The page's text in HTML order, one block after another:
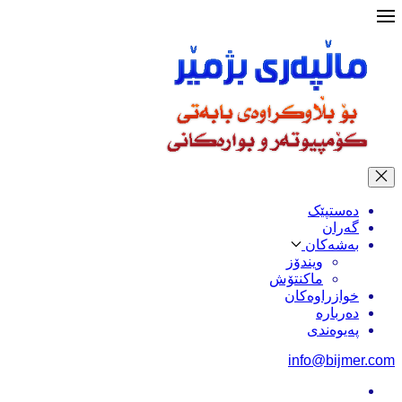
دەستپێک
گەران
بەشەکان
ویندۆز
ماکنتۆش
خوازراوەکان
دەربارە
پەیوەندی
info@bijmer.com